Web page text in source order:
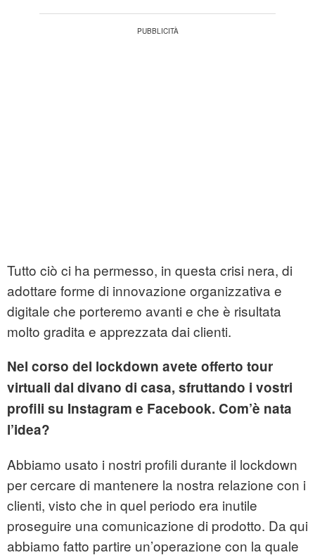
Tutto ciò ci ha permesso, in questa crisi nera, di
adottare forme di innovazione organizzativa e
digitale che porteremo avanti e che è risultata
molto gradita e apprezzata dai clienti.
Nel corso del lockdown avete offerto tour
virtuali dal divano di casa, sfruttando i vostri
profili su Instagram e Facebook. Com’è nata
l’idea?
Abbiamo usato i nostri profili durante il lockdown
per cercare di mantenere la nostra relazione con i
clienti, visto che in quel periodo era inutile
proseguire una comunicazione di prodotto. Da qui
abbiamo fatto partire un’operazione con la quale